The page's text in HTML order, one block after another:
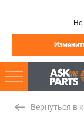
Не
Вернуться в